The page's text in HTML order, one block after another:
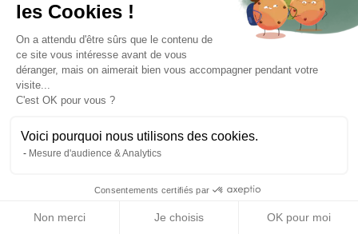
les Cookies !
On a attendu d'être sûrs que le contenu de
ce site vous intéresse avant de vous
déranger, mais on aimerait bien vous accompagner pendant votre
visite...
C'est OK pour vous ?
Voici pourquoi nous utilisons des cookies.
Mesure d'audience & Analytics
Consentements certifiés par
Non merci Je choisis OK pour moi